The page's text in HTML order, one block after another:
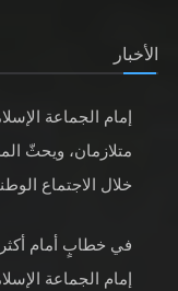
الأخبار
إمام الجماعة
متلازمان، ويحثّ
خلال الاجتماع
إمام الجماعة